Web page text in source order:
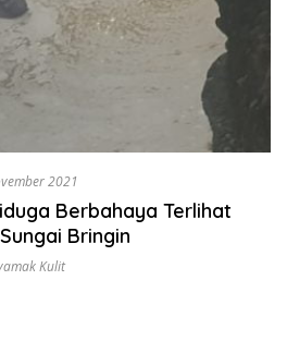
2021
Berbahaya Terlihat
Bringin
Kulit